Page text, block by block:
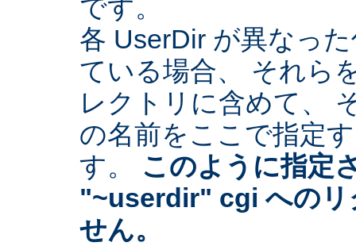
です。
各 UserDir が異なっ
ている場合、 それら
レクトリに含めて、
の名前をここで指定
す。 このように指定
"~userdir" cgi へのリ
せん。